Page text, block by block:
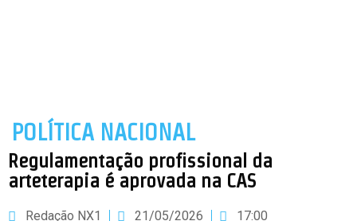
POLÍTICA NACIONAL
Regulamentação profissional da
arteterapia é aprovada na CAS
Redação NX1 21/05/2026 17:00